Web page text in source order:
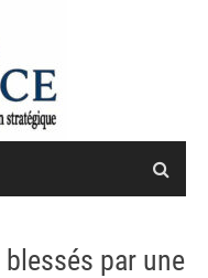
par une